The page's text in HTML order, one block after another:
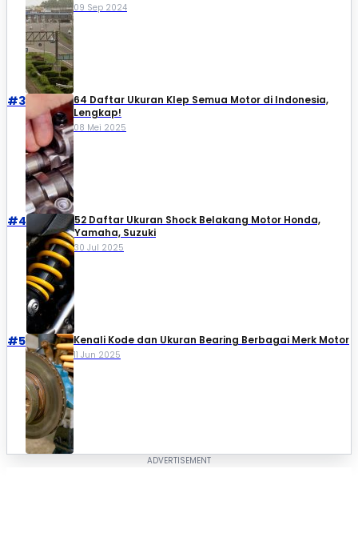
09 Sep 2024
#3
64 Daftar Ukuran Klep Semua Motor di Indonesia,
Lengkap!
08 Mei 2025
#4
52 Daftar Ukuran Shock Belakang Motor Honda,
Yamaha, Suzuki​
30 Jul 2025
#5 Kenali Kode dan Ukuran Bearing Berbagai Merk Motor
11 Jun 2025